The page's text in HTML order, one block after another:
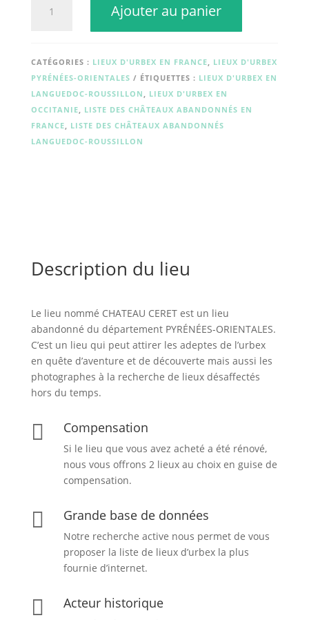
Ajouter au panier
CATÉGORIES : LIEUX D'URBEX EN FRANCE, LIEUX D'URBEX
PYRÉNÉES-ORIENTALES
ÉTIQUETTES : LIEUX D'URBEX EN
LANGUEDOC-ROUSSILLON , LIEUX D'URBEX EN
OCCITANIE, LISTE DES CHÂTEAUX ABANDONNÉS EN
FRANCE, LISTE DES CHÂTEAUX ABANDONNÉS
LANGUEDOC-ROUSSILLON
Description du lieu
Le lieu nommé CHATEAU CERET est un lieu
abandonné du département PYRÉNÉES-ORIENTALES.
C’est un lieu qui peut attirer les adeptes de l’urbex
en quête d’aventure et de découverte mais aussi les
photographes à la recherche de lieux désaffectés
hors du temps.
 Compensation
Si le lieu que vous avez acheté a été rénové,
nous vous offrons 2 lieux au choix en guise de
compensation.
 Grande base de données
Notre recherche active nous permet de vous
proposer la liste de lieux d’urbexla plus
fournie d’internet.
 Acteur historique